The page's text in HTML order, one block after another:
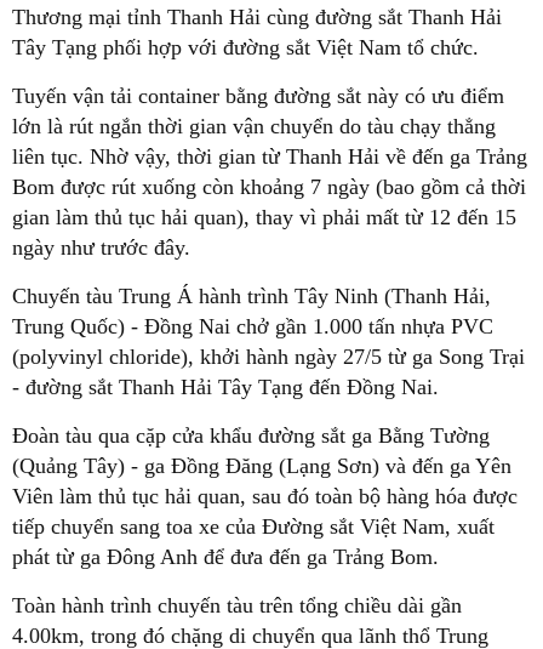
Thương mại tỉnh Thanh Hải cùng đường sắt Thanh Hải
Tây Tạng phối hợp với đường sắt Việt Nam tổ chức.
Tuyến vận tải container bằng đường sắt này có ưu điểm
lớn là rút ngắn thời gian vận chuyển do tàu chạy thẳng
liên tục. Nhờ vậy, thời gian từ Thanh Hải về đến ga Trảng
Bom được rút xuống còn khoảng 7 ngày (bao gồm cả thời
gian làm thủ tục hải quan), thay vì phải mất từ 12 đến 15
ngày như trước đây.
Chuyến tàu Trung Á hành trình Tây Ninh (Thanh Hải,
Trung Quốc) - Đồng Nai chở gần 1.000 tấn nhựa PVC
(polyvinyl chloride), khởi hành ngày 27/5 từ ga Song Trại
- đường sắt Thanh Hải Tây Tạng đến Đồng Nai.
Đoàn tàu qua cặp cửa khẩu đường sắt ga Bằng Tường
(Quảng Tây) - ga Đồng Đăng (Lạng Sơn) và đến ga Yên
Viên làm thủ tục hải quan, sau đó toàn bộ hàng hóa được
tiếp chuyển sang toa xe của Đường sắt Việt Nam, xuất
phát từ ga Đông Anh để đưa đến ga Trảng Bom.
Toàn hành trình chuyến tàu trên tổng chiều dài gần
4.00km, trong đó chặng di chuyển qua lãnh thổ Trung